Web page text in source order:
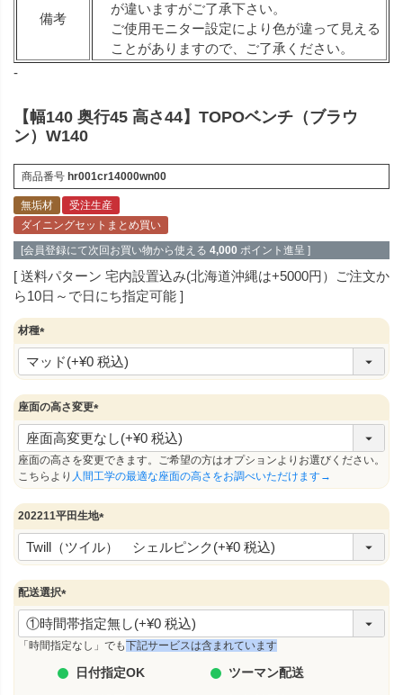
備考
が違いますがご了承下さい。
ご使用モニター設定により色が違って見える
ことがありますので、ご了承ください。
-
【幅140 奥行45 高さ44】TOPOベンチ（ブラウ
ン）W140
商品番号 hr001cr14000wn00
無垢材
受注生産
ダイニングセットまとめ買い
[会員登録にて次回お買い物から使える 4,000 ポイント進呈 ]
送料パターン 宅内設置込み(北海道沖縄は+5000円）ご注文か
ら10日～で日にち指定可能
材種
(
必
須
座面の高さ変更
(
必
須
)
座面の高さを変更できます。ご希望の方はオプションよりお選びください。
こちらより 人間工学の最適な座面の高さをお調べいただけます→
202211平田生地
(
必
須
配送選択
(
必
須
「時間指定なし」でも下記サービスは含まれています
日付指定OK ツーマン配送